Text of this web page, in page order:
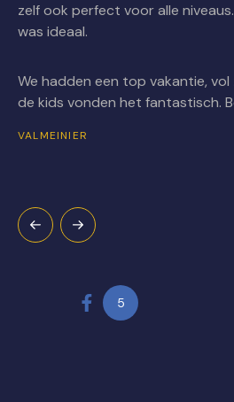
zelf ook perfect voor alle
was ideaal.
We hadden een top vakantie,
de kids vonden het fantastisch.
VALMEINIER
5